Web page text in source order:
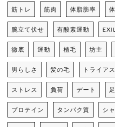
筋トレ 筋肉 体脂肪率
腕立て伏せ 有酸素運動
徹底 運動 植毛 坊主
男らしさ 髪の毛 トライア
ストレス 負荷 デート 足
プロテイン タンパク質 シ